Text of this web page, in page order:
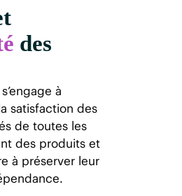
des
à
satisfaction des
de toutes les
des produits et
à préserver leur